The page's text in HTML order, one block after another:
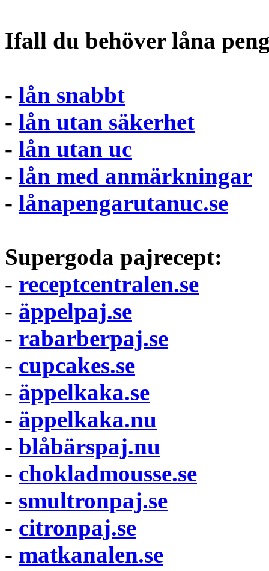
Ifall du behöver låna
- lån snabbt
- lån utan säkerhet
- lån utan uc
- lån med anmärkningar
- lånapengarutanuc.se
Supergoda pajrecept:
- receptcentralen.se
- äppelpaj.se
- rabarberpaj.se
- cupcakes.se
- äppelkaka.se
- äppelkaka.nu
- blåbärspaj.nu
- chokladmousse.se
- smultronpaj.se
- citronpaj.se
- matkanalen.se